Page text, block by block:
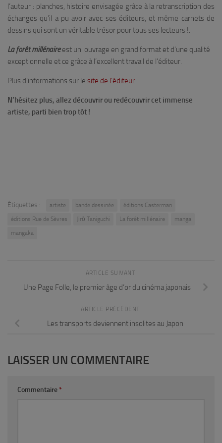
l’auteur : planches, histoire envisagée grâce à la retranscription des
échanges qu’il a pu avoir avec ses éditeurs, et même carnets de
dessins qui sont un véritable trésor pour tous ses lecteurs !.
La forêt millénaireest un ouvrage en grand format et d’une qualité
exceptionnelle et ce grâce à l’excellent travail de l’éditeur.
Plus d’informations sur le site de l’éditeur.
N’hésitez plus, allez découvrir ou redécouvrir cet immense
artiste, parti bien trop tôt !
Étiquettes : artiste bande dessinée
éditions Casterman
éditions Rue de Sèvres
Jirō Taniguchi La forêt millénaire
manga
mangaka
ARTICLE SUIVANT
Une Page Folle, le premier âge d’or du cinéma japonais
ARTICLE PRÉCÉDENT
Les transports deviennent insolites au Japon
LAISSER UN COMMENTAIRE
Commentaire *